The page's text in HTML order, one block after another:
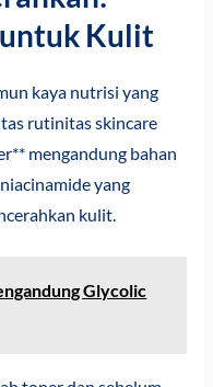
Kulit
kaya nutrisi yang
rutinitas skincare
mengandung bahan
yang
kulit.
Glycolic